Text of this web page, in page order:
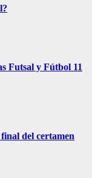
Futsal y Fútbol 11
del certamen